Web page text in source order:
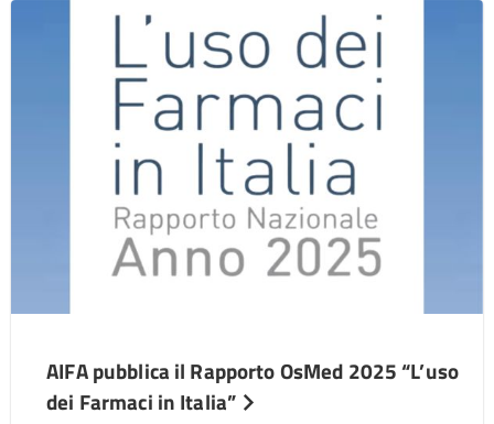
AIFA pubblica il Rapporto OsMed 2025 “L’uso
dei Farmaci in Italia”